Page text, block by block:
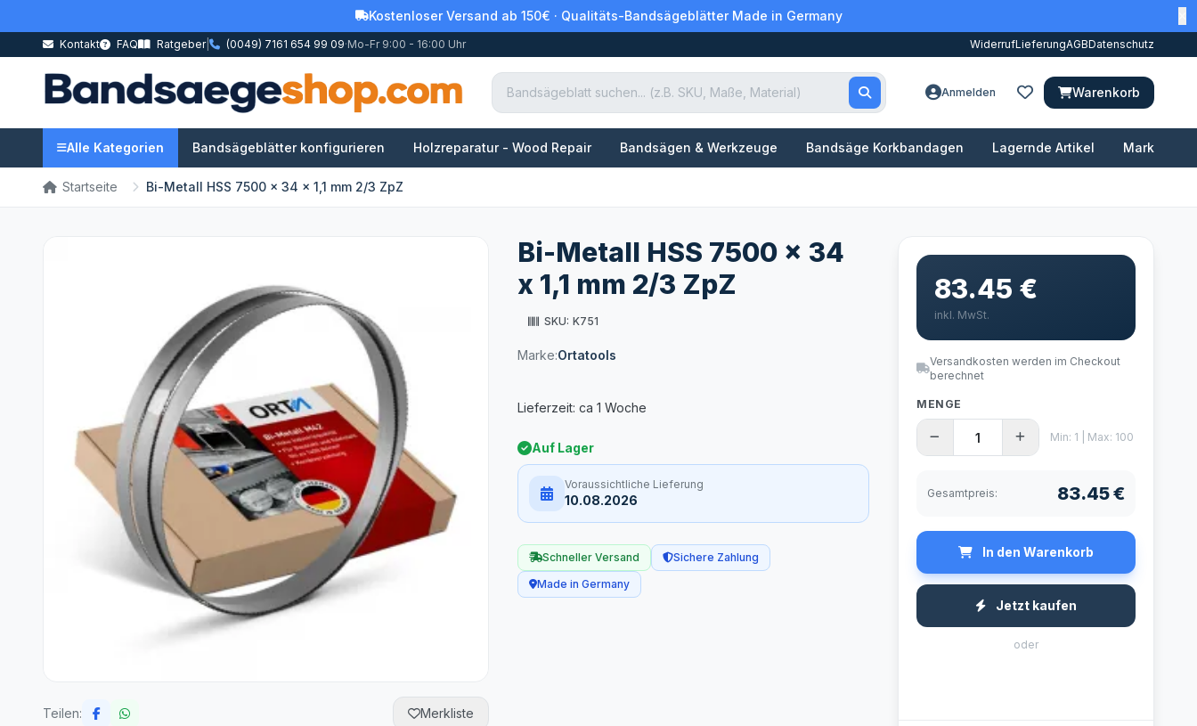
Kostenloser Versand ab 150€ · Qualitäts-Bandsägeblätter Made in Germany
Kontakt FAQ Ratgeber| (0049) 7161 654 99 09·Mo-Fr 9:00 - 16:00 Uhr WiderrufLieferungAGBDatenschutz
Anmelden Warenkorb
Alle Kategorien Bandsägeblätter konfigurieren Holzreparatur - Wood Repair Bandsägen & Werkzeuge Bandsäge Korkbandagen Lagernde Artikel Marken
Startseite Bi-Metall HSS 7500 x 34 x 1,1 mm 2/3 ZpZ
Teilen: Merkliste
Bi-Metall HSS 7500 x 34
x 1,1 mm 2/3 ZpZ
SKU: K751
Marke:Ortatools
Auf Lager
Voraussichtliche Lieferung
10.08.2026
Schneller Versand
Sichere Zahlung
Made in Germany
83.45 €
inkl. MwSt.
Versandkosten werden im Checkout
berechnet
MENGE
Min: 1 | Max: 100
Gesamtpreis: 83.45 €
In den Warenkorb
Jetzt kaufen
oder